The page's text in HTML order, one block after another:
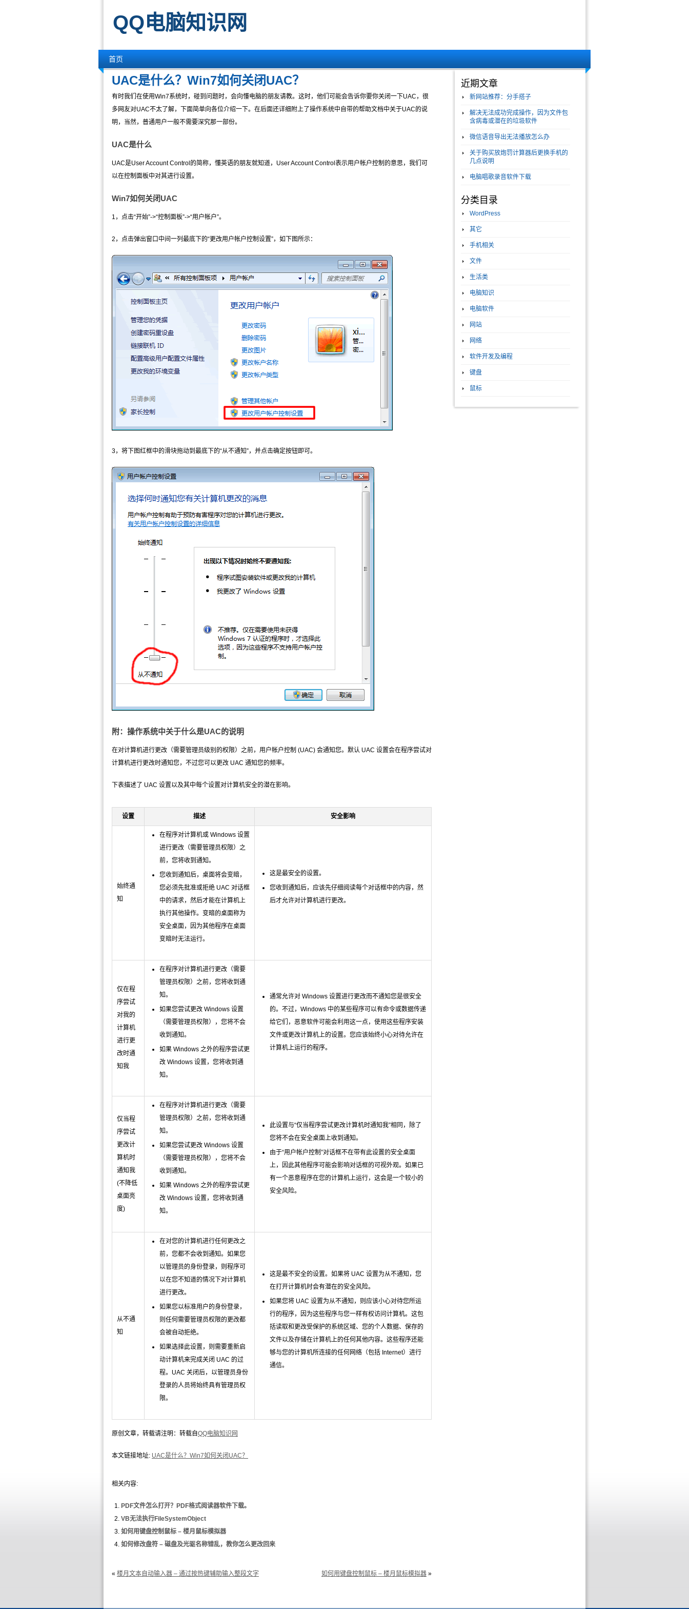
QQ电脑知识网
首页
UAC是什么？Win7如何关闭UAC？
有时我们在使用Win7系统时，碰到问题时，会向懂电脑的朋友请教。这时，他们可能会告诉你要你关闭一下UAC，很
多网友对UAC不太了解，下面简单向各位介绍一下。在后面还详细附上了操作系统中自带的帮助文档中关于UAC的说
明，当然，普通用户一般不需要深究那一部份。
UAC是什么
UAC是User Account Control的简称，懂英语的朋友就知道，User Account Control表示用户帐户控制的意思，我们可
以在控制面板中对其进行设置。
Win7如何关闭UAC
1，点击“开始”->“控制面板”->“用户帐户”。
2，点击弹出窗口中间一列最底下的“更改用户帐户控制设置”，如下图所示：
3，将下图红框中的滑块拖动到最底下的“从不通知”，并点击确定按钮即可。
附：操作系统中关于什么是UAC的说明
在对计算机进行更改（需要管理员级别的权限）之前，用户帐户控制 (UAC) 会通知您。默认 UAC 设置会在程序尝试对
计算机进行更改时通知您，不过您可以更改 UAC 通知您的频率。
下表描述了 UAC 设置以及其中每个设置对计算机安全的潜在影响。
设置 描述 安全影响
始终通
知
在程序对计算机或 Windows 设置
进行更改（需要管理员权限）之
前，您将收到通知。
您收到通知后，桌面将会变暗，
您必须先批准或拒绝 UAC 对话框
中的请求，然后才能在计算机上
执行其他操作。变暗的桌面称为
安全桌面，因为其他程序在桌面
变暗时无法运行。
这是最安全的设置。
您收到通知后，应该先仔细阅读每个对话框中的内容，然
后才允许对计算机进行更改。
仅在程
序尝试
对我的
计算机
进行更
改时通
知我
在程序对计算机进行更改（需要
管理员权限）之前，您将收到通
知。
如果您尝试更改 Windows 设置
（需要管理员权限），您将不会
收到通知。
如果 Windows 之外的程序尝试更
改 Windows 设置，您将收到通
知。
通常允许对 Windows 设置进行更改而不通知您是很安全
的。不过，Windows 中的某些程序可以有命令或数据传递
给它们，恶意软件可能会利用这一点，使用这些程序安装
文件或更改计算机上的设置。您应该始终小心对待允许在
计算机上运行的程序。
仅当程
序尝试
更改计
算机时
通知我
(不降低
桌面亮
度)
在程序对计算机进行更改（需要
管理员权限）之前，您将收到通
知。
如果您尝试更改 Windows 设置
（需要管理员权限），您将不会
收到通知。
如果 Windows 之外的程序尝试更
改 Windows 设置，您将收到通
知。
此设置与“仅当程序尝试更改计算机时通知我”相同，除了
您将不会在安全桌面上收到通知。
由于“用户帐户控制”对话框不在带有此设置的安全桌面
上，因此其他程序可能会影响对话框的可视外观。如果已
有一个恶意程序在您的计算机上运行，这会是一个较小的
安全风险。
从不通
知
在对您的计算机进行任何更改之
前，您都不会收到通知。如果您
以管理员的身份登录，则程序可
以在您不知道的情况下对计算机
进行更改。
如果您以标准用户的身份登录，
则任何需要管理员权限的更改都
会被自动拒绝。
如果选择此设置，则需要重新启
动计算机来完成关闭 UAC 的过
程。UAC 关闭后，以管理员身份
登录的人员将始终具有管理员权
限。
这是最不安全的设置。如果将 UAC 设置为从不通知，您
在打开计算机时会有潜在的安全风险。
如果您将 UAC 设置为从不通知，则应该小心对待您所运
行的程序，因为这些程序与您一样有权访问计算机。这包
括读取和更改受保护的系统区域、您的个人数据、保存的
文件以及存储在计算机上的任何其他内容。这些程序还能
够与您的计算机所连接的任何网络（包括 Internet）进行
通信。
原创文章，转载请注明：转载自QQ电脑知识网
本文链接地址: UAC是什么？Win7如何关闭UAC？
相关内容:
PDF文件怎么打开？PDF格式阅读器软件下载。
VB无法执行FileSystemObject
如何用键盘控制鼠标 – 楼月鼠标模拟器
如何修改盘符 – 磁盘及光驱名称错乱，教你怎么更改回来
« 楼月文本自动输入器 – 通过按热键辅助输入整段文字 如何用键盘控制鼠标 – 楼月鼠标模拟器 »
近期文章
新网站推荐：分手搭子
解决无法成功完成操作，因为文件包
含病毒或潜在的垃圾软件
微信语音导出无法播放怎么办
关于购买放炮罚计算器后更换手机的
几点说明
电脑唱歌录音软件下载
分类目录
WordPress
其它
手机相关
文件
生活类
电脑知识
电脑软件
网站
网络
软件开发及编程
键盘
鼠标